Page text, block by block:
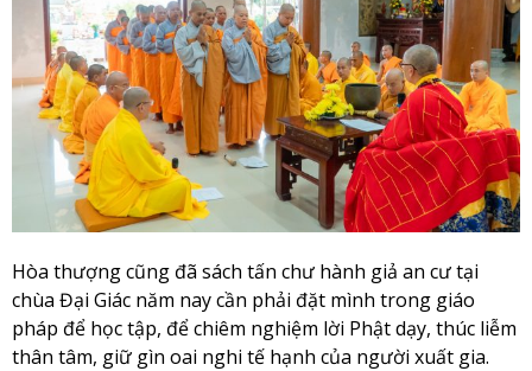
Hòa thượng cũng đã sách tấn chư hành giả an cư tại
chùa Đại Giác năm nay cần phải đặt mình trong giáo
pháp để học tập, để chiêm nghiệm lời Phật dạy, thúc liễm
thân tâm, giữ gìn oai nghi tế hạnh của người xuất gia.